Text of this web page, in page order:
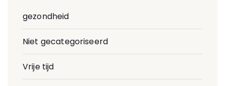
gezondheid
Niet gecategoriseerd
Vrije tijd